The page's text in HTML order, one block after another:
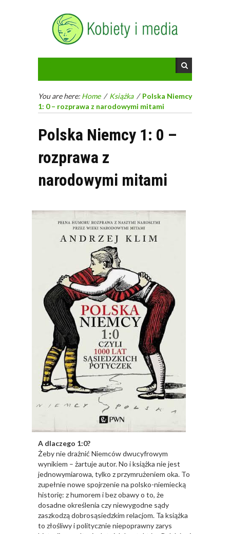
You are here: Home / Książka / Polska Niemcy
1: 0 – rozprawa z narodowymi mitami
Polska Niemcy 1: 0 –
rozprawa z
narodowymi mitami
A dlaczego 1:0?
Żeby nie drażnić Niemców dwucyfrowym
wynikiem – żartuje autor. No i książka nie jest
jednowymiarowa, tylko z przymrużeniem oka. To
zupełnie nowe spojrzenie na polsko-niemiecką
historię: z humorem i bez obawy o to, że
dosadne określenia czy niewygodne sądy
zaszkodzą dobrosąsiedzkim relacjom. Ta książka
to złośliwy i politycznie niepoprawny zarys